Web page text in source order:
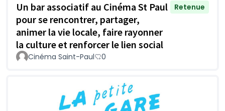
Un bar associatif au Cinéma St Paul
pour se rencontrer, partager,
animer la vie locale, faire rayonner
la culture et renforcer le lien social
Retenue
Cinéma Saint-Paul 0